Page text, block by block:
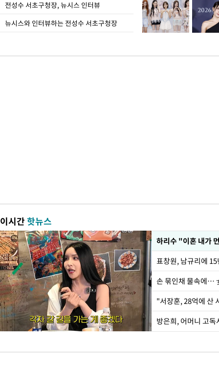
전성수 서초구청장, 뉴시스 인터뷰
뉴시스와 인터뷰하는 전성수 서초구청장
이시간핫뉴스
하리수 "이혼 내가
손 묶인채 물속에…
"서장훈, 28억에 산
방은희, 어머니 고